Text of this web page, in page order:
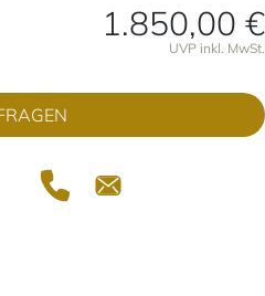
1.850,00 €
UVP inkl. MwSt.